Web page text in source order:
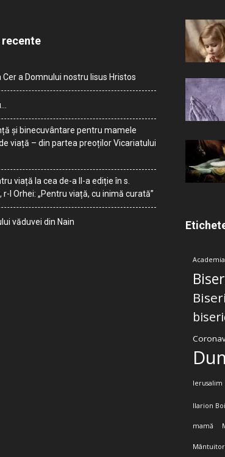
Cer a Domnului nostru Iisus Hristos
și binecuvântare pentru mamele
viață – din partea preoților Vicariatului
viață la cea de-a II-a ediție în s.
r-l Orhei: „Pentru viață, cu inimă curată”
văduvei din Nain
Ierusalim
Ilarion
mamă